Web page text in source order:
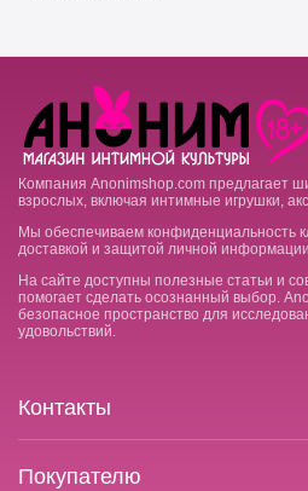
Компания Anonimshop.com предлагает
взрослых, включая интимные игрушки,
Мы обеспечиваем конфиденциальность
доставкой и защитой личной
На сайте доступны полезные статьи и
помогает сделать осознанный выбор.
безопасное пространство для
удовольствий.
Контакты
Покупателю